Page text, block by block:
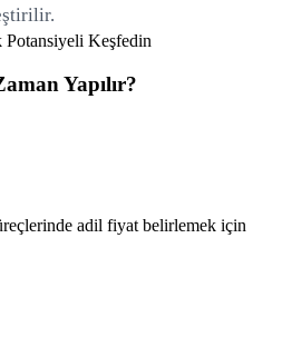
Yapılır?
adil fiyat belirlemek için